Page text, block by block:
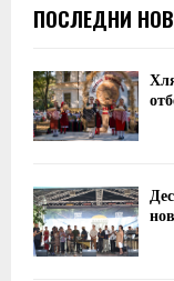
ПОСЛЕДНИ